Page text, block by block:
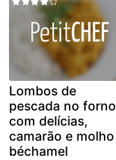
Lombos de
pescada no forno
com delícias,
camarão e molho
béchamel